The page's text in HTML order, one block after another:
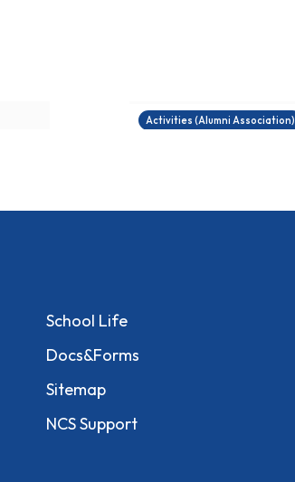
Activities (Alumni Association)
School Life
Docs&Forms
Sitemap
NCS Support